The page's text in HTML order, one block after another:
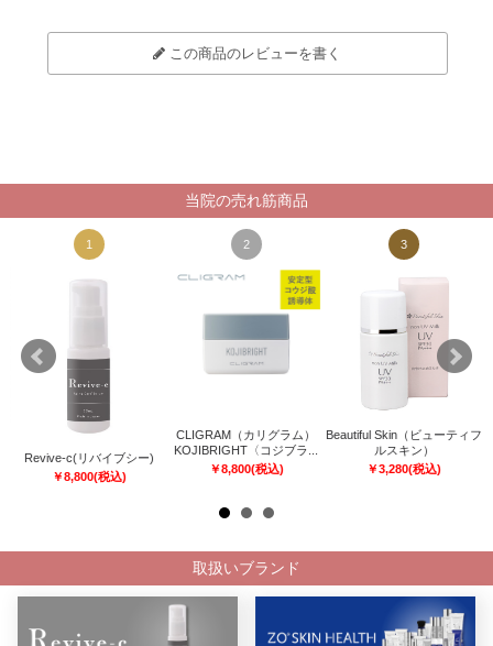
この商品のレビューを書く
当院の売れ筋商品
1
Revive-c(リバイブシー)
￥8,800(税込)
2
CLIGRAM（カリグラム）
KOJIBRIGHT〈コジブラ...
￥8,800(税込)
3
Beautiful Skin（ビューティフ
ルスキン）
￥3,280(税込)
取扱いブランド